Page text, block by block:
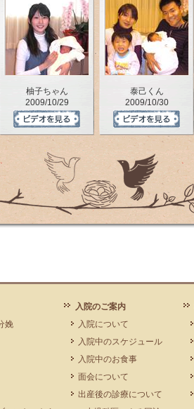
柚子ちゃん
2009/10/29
泰己くん
2009/10/30
娩
入院のご案内
入院について
入院中のスケジュール
入院中のお食事
面会について
出産後の診療について